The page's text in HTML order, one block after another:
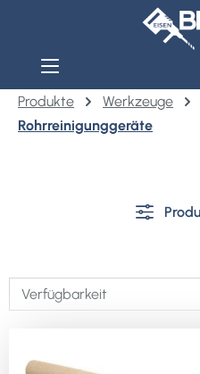
Zum Hauptinhalt springen
Produkte
Werkzeuge
Rohrreinigunggeräte